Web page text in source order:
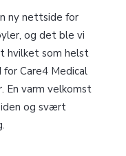
ny nettside for
og det ble vi
hvilket som helst
Care4 Medical
En varm velkomst
og svært